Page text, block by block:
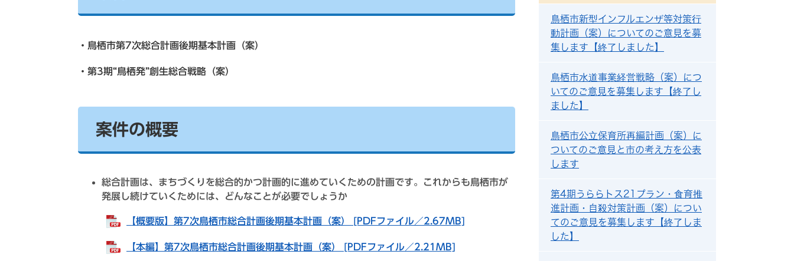
・鳥栖市第7次総合計画後期基本計画（案）
・第3期“鳥栖発”創生総合戦略（案）
案件の概要
総合計画は、まちづくりを総合的かつ計画的に進めていくための計画です。これからも鳥栖市が
発展し続けていくためには、どんなことが必要でしょうか
【概要版】第7次鳥栖市総合計画後期基本計画（案） [PDFファイル／2.67MB]
【本編】第7次鳥栖市総合計画後期基本計画（案） [PDFファイル／2.21MB]
鳥栖市新型インフルエンザ等対策行
動計画（案）についてのご意見を募
集します【終了しました】
鳥栖市水道事業経営戦略（案）につ
いてのご意見を募集します【終了し
ました】
鳥栖市公立保育所再編計画（案）に
ついてのご意見と市の考え方を公表
します
第4期うららトス21プラン・食育推
進計画・自殺対策計画（案）につい
てのご意見を募集します【終了しま
した】